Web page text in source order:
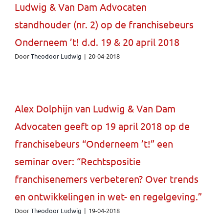
Ludwig & Van Dam Advocaten
standhouder (nr. 2) op de franchisebeurs
Onderneem ’t! d.d. 19 & 20 april 2018
DoorTheodoor Ludwig | 20-04-2018
Alex Dolphijn van Ludwig & Van Dam
Advocaten geeft op 19 april 2018 op de
franchisebeurs “Onderneem ’t!” een
seminar over: “Rechtspositie
franchisenemers verbeteren? Over trends
en ontwikkelingen in wet- en regelgeving.”
DoorTheodoor Ludwig | 19-04-2018